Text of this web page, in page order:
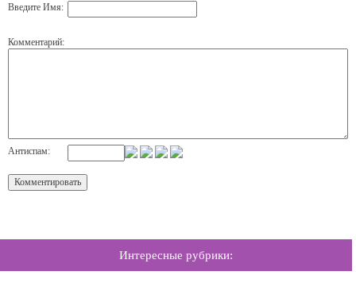
Введите Имя:
Комментарий:
Антиспам:
Интересные рубрики: